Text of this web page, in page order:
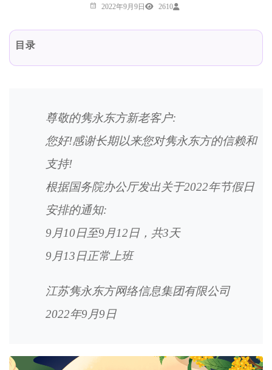
2022年9月9日 2610
目录
尊敬的隽永东方新老客户:
您好!感谢长期以来您对隽永东方的信赖和
支持!
根据国务院办公厅发出关于2022年节假日
安排的通知:
9月10日至9月12日，共3天
9月13日正常上班
江苏隽永东方网络信息集团有限公司
2022年9月9日